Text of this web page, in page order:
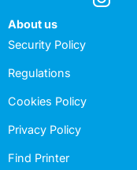
About us
Security Policy
Regulations
Cookies Policy
Privacy Policy
Find Printer